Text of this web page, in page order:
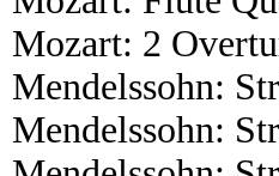
Mozart: 2
Mendelssohn:
Mendelssohn: